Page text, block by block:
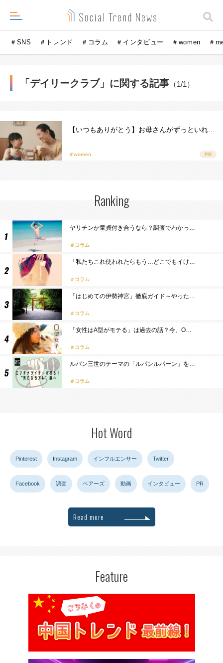
＃SNS ＃トレンド ＃コラム ＃インタビュー ＃women ＃
「デイリークラブ」に関する記事 （1/1）
【いつもありがとう】お母さんがずっといれ…
＃women PR
Ranking
ヤリチンか童貞付き合うなら？調査でわかっ…
コラム
「私たちこれ使われたらもう…どこでもイけ…
コラム
「はじめての伊勢神宮」徹底ガイド～やった…
コラム
「女性はA型がモテる」は過去の話？今、O…
コラム
ルパン三世のテーマの「ルパンルパーン」を…
コラム
Hot Word
Pinterest Instagram インフルエンサー Twitter
Facebook 調査 ペアーズ 動画 インタビュー PR
Read more
Feature